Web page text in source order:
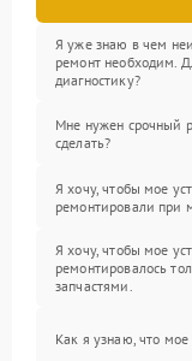
Я уже знаю в чем
ремонт необходим.
диагностику?
Мне нужен срочный
сделать?
Я хочу, чтобы мое
ремонтировали при
Я хочу, чтобы мое
ремонтировалось
запчастями.
Как я узнаю, что мое